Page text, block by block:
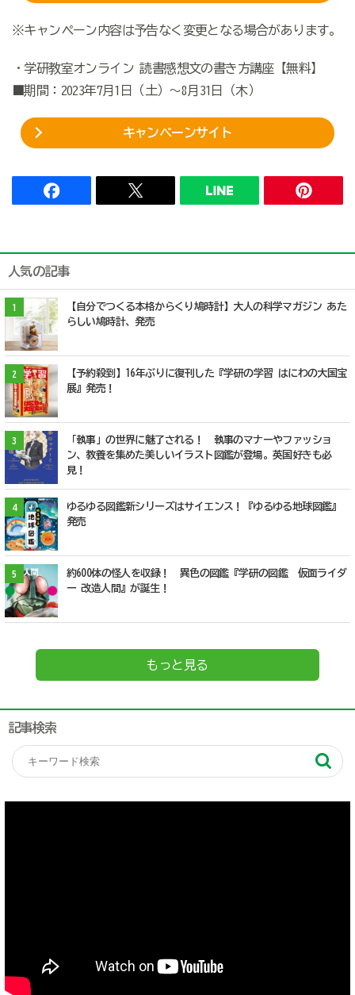
※キャンペーン内容は予告なく変更となる場合があります。
・学研教室オンライン 読書感想文の書き方講座【無料】
■期間：2023年7月1日（土）～8月31日（木）
キャンペーンサイト
人気の記事
1
【自分でつくる本格からくり鳩時計】大人の科学マガジン あた
らしい鳩時計、発売
2
【予約殺到】16年ぶりに復刊した『学研の学習 はにわの大国宝
展』発売！
3
「執事」の世界に魅了される！ 執事のマナーやファッショ
ン、教養を集めた美しいイラスト図鑑が登場。英国好きも必
見！
4
ゆるゆる図鑑新シリーズはサイエンス！『ゆるゆる地球図鑑』
発売
5
約600体の怪人を収録！ 異色の図鑑『学研の図鑑 仮面ライダ
ー 改造人間』が誕生！
もっと見る
記事検索